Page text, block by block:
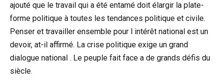
ajouté que le travail qui a été entamé doit élargir la plate-
forme politique à toutes les tendances politique et civile.
Penser et travailler ensemble pour l intérêt national est un
devoir, at-il affirmé. La crise politique exige un grand
dialogue national . Le peuple fait face a de grands défis du
siècle.